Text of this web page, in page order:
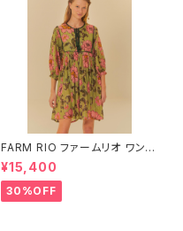
FARM RIO ファームリオ ワンピ
ース Aurora Floral
¥15,400
30%OFF